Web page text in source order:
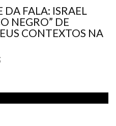
FALA: ISRAEL
NEGRO” DE
CONTEXTOS NA